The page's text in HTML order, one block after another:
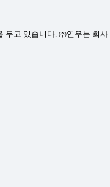
두고 있습니다. ㈜연우는 회사